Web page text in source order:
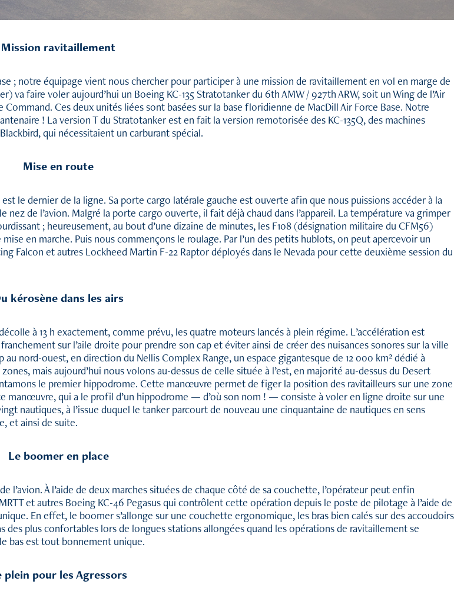
Mission ravitaillement
; notre équipage vient nous chercher pour participer à une mission de ravitaillement en vol en marge de
va faire voler aujourd’hui un Boeing KC-135 Stratotanker du 6th AMW / 927th ARW, soit un Wing de l’Air
Ces deux unités liées sont basées sur la base floridienne de MacDill Air Force Base. Notre
! La version T du Stratotanker est en fait la version remotorisée des KC-135Q, des machines
qui nécessitaient un carburant spécial.
Mise en route
le dernier de la ligne. Sa porte cargo latérale gauche est ouverte afin que nous puissions accéder à la
nez de l’avion. Malgré la porte cargo ouverte, il fait déjà chaud dans l’appareil. La température va grimper
; heureusement, au bout d’une dizaine de minutes, les F108 (désignation militaire du CFM56)
en marche. Puis nous commençons le roulage. Par l’un des petits hublots, on peut apercevoir un
Falcon et autres Lockheed Martin F-22 Raptor déployés dans le Nevada pour cette deuxième session du
kérosène dans les airs
à 13 h exactement, comme prévu, les quatre moteurs lancés à plein régime. L’accélération est
sur l’aile droite pour prendre son cap et éviter ainsi de créer des nuisances sonores sur la ville
nord-ouest, en direction du Nellis Complex Range, un espace gigantesque de 12 000 km² dédié à
mais aujourd’hui nous volons au-dessus de celle située à l’est, en majorité au-dessus du Desert
le premier hippodrome. Cette manœuvre permet de figer la position des ravitailleurs sur une zone
manœuvre, qui a le profil d’un hippodrome — d’où son nom ! — consiste à voler en ligne droite sur une
nautiques, à l’issue duquel le tanker parcourt de nouveau une cinquantaine de nautiques en sens
et ainsi de suite.
Le boomer en place
À l’aide de deux marches situées de chaque côté de sa couchette, l’opérateur peut enfin
et autres Boeing KC-46 Pegasus qui contrôlent cette opération depuis le poste de pilotage à l’aide de
En effet, le boomer s’allonge sur une couchette ergonomique, les bras bien calés sur des accoudoirs
plus confortables lors de longues stations allongées quand les opérations de ravitaillement se
bas est tout bonnement unique.
plein pour les Agressors